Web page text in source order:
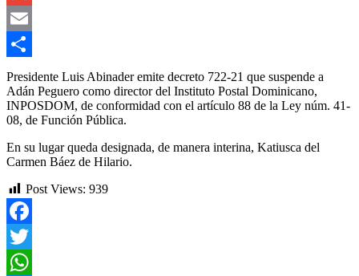
Gmail
Email
Compartir
Presidente Luis Abinader emite decreto 722-21 que suspende a
Adán Peguero como director del Instituto Postal Dominicano,
INPOSDOM, de conformidad con el artículo 88 de la Ley núm. 41-
08, de Función Pública.
En su lugar queda designada, de manera interina, Katiusca del
Carmen Báez de Hilario.
Post Views: 939
Facebook
Twitter